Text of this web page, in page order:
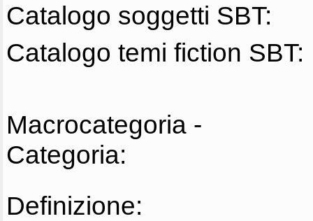
Catalogo soggetti SBT:
Catalogo temi fiction SBT:
Macrocategoria -
Categoria:
Definizione: